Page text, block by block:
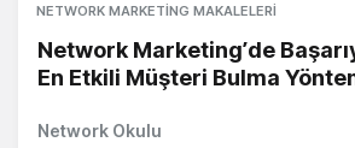
NETWORK MARKETING MAKALELERI
Network Marketing’de
En Etkili Müşteri Bulma
Network Okulu